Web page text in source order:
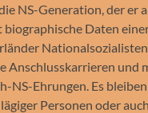
NS-Generation, der er
Da­ten
An­schlusskarrieren und
NS-Ehrungen. Es
Personen oder